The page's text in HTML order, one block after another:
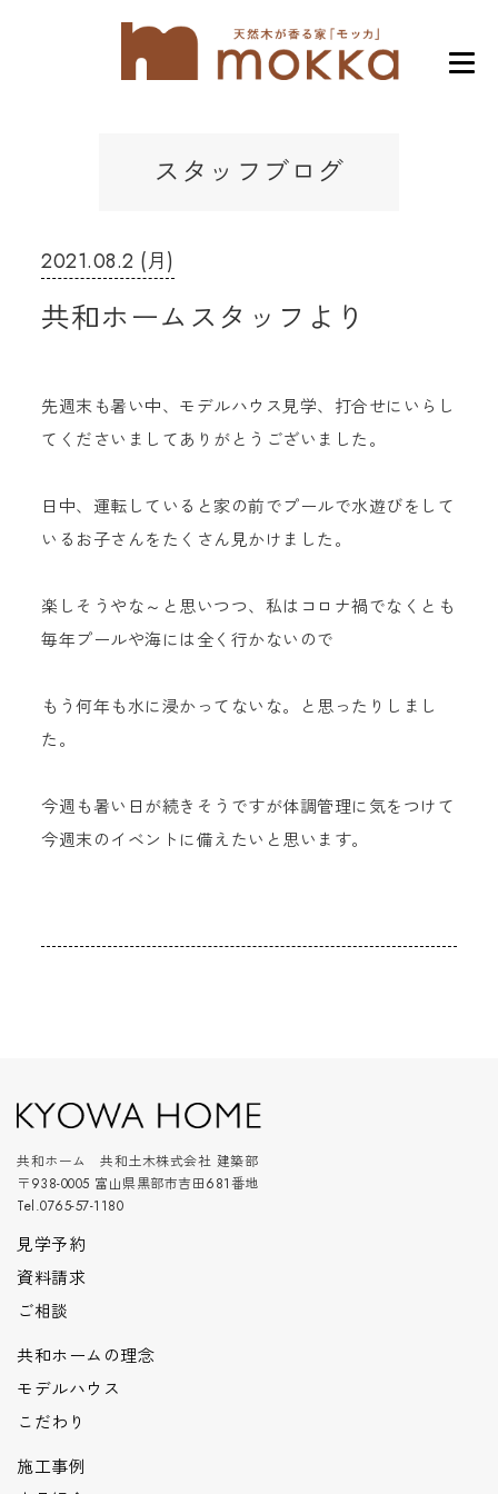
スタッフブログ
2021.08.2 (月)
共和ホームスタッフより
先週末も暑い中、モデルハウス見学、打合せにいらし
てくださいましてありがとうございました。
日中、運転していると家の前でプールで水遊びをして
いるお子さんをたくさん見かけました。
楽しそうやな～と思いつつ、私はコロナ禍でなくとも
毎年プールや海には全く行かないので
もう何年も水に浸かってないな。と思ったりしまし
た。
今週も暑い日が続きそうですが体調管理に気をつけて
今週末のイベントに備えたいと思います。
共和ホーム 共和土木株式会社 建築部
〒938-0005 富山県黒部市吉田681番地
Tel.0765-57-1180
見学予約
資料請求
ご相談
共和ホームの理念
モデルハウス
こだわり
施工事例